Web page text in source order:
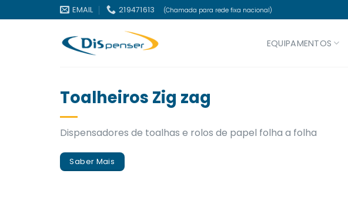
to
EMAIL 219471613 (Chamada para rede fixa nacional)
EQUIPAMENTOS
Toalheiros Zig zag
Dispensadores de toalhas e rolos de papel folha a folha
Saber Mais